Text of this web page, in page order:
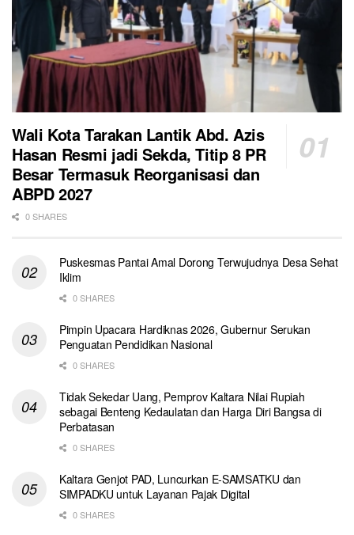
Wali Kota Tarakan Lantik Abd. Azis
Hasan Resmi jadi Sekda, Titip 8 PR
Besar Termasuk Reorganisasi dan
ABPD 2027
0 SHARES
Puskesmas Pantai Amal Dorong Terwujudnya Desa Sehat
Iklim
0 SHARES
Pimpin Upacara Hardiknas 2026, Gubernur Serukan
Penguatan Pendidikan Nasional
0 SHARES
Tidak Sekedar Uang, Pemprov Kaltara Nilai Rupiah
sebagai Benteng Kedaulatan dan Harga Diri Bangsa di
Perbatasan
0 SHARES
Kaltara Genjot PAD, Luncurkan E-SAMSATKU dan
SIMPADKU untuk Layanan Pajak Digital
0 SHARES